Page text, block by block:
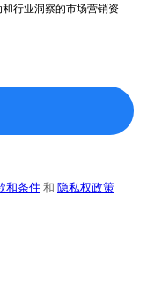
行业洞察的市场营销资
和条件和 隐私权政策